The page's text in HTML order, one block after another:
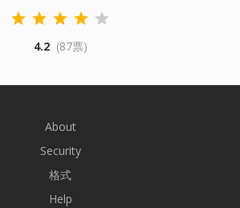
4.2 (87票)
About
Security
格式
Help